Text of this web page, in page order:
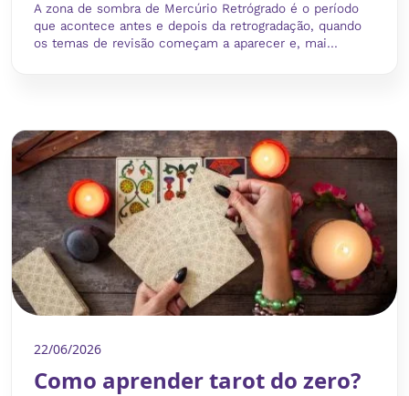
A zona de sombra de Mercúrio Retrógrado é o período
que acontece antes e depois da retrogradação, quando
os temas de revisão começam a aparecer e, mai...
22/06/2026
Como aprender tarot do zero?